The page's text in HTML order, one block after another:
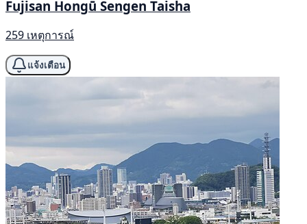
Fujisan Hongū Sengen Taisha
259 เหตุการณ์
แจ้งเตือน